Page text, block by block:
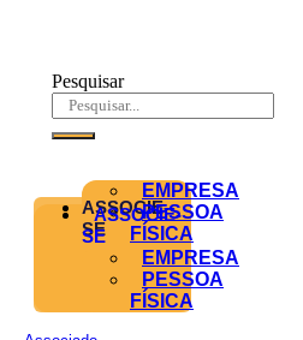
Pesquisar
ASSOCIE-
SE
EMPRESA
PESSOA
FÍSICA
ASSOCIE-
SE
EMPRESA
PESSOA
FÍSICA